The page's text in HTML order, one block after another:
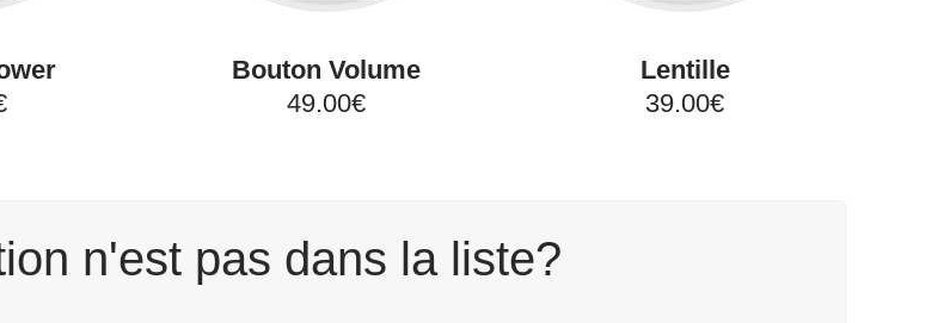
Bouton Volume
49.00€
Lentille
39.00€
n'est pas dans la liste?